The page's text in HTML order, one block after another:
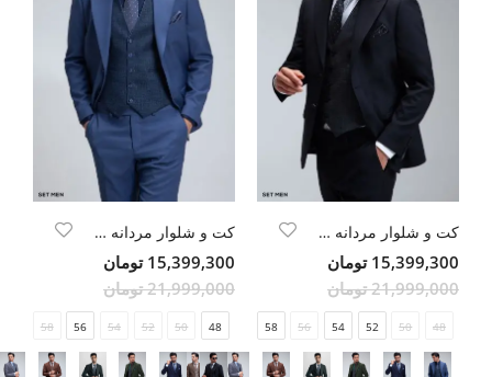
کت و شلوار مردانه سه تکه ژیله دورو
15,399,300 تومان
21,999,000 تومان
48
50
52
54
56
58
کت و شلوار مردانه سه تکه ژیله دورو
15,399,300 تومان
21,999,000 تومان
48
50
52
54
56
58